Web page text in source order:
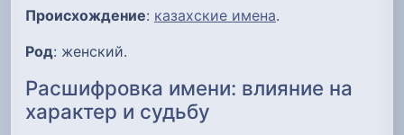
Происхождение: казахские имена.
Род: женский.
Расшифровка имени: влияние на
характер и судьбу